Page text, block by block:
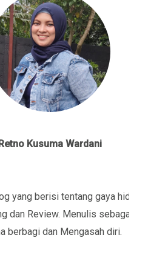
Kusuma Wardani
yang berisi tentang gaya hidup,
dan Review. Menulis sebagai
berbagi dan Mengasah diri.